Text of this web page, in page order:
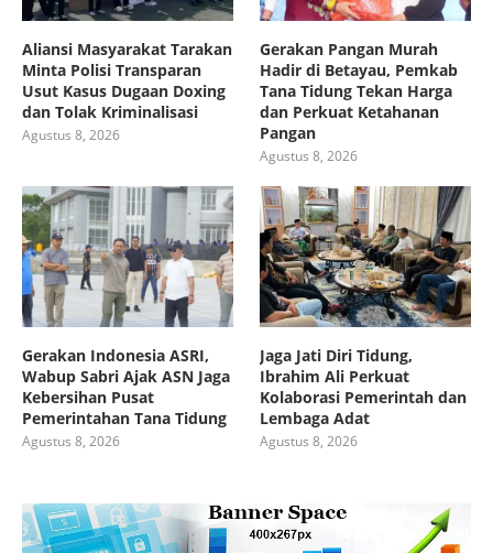
Aliansi Masyarakat Tarakan
Minta Polisi Transparan
Usut Kasus Dugaan Doxing
dan Tolak Kriminalisasi
Agustus 8, 2026
Gerakan Pangan Murah
Hadir di Betayau, Pemkab
Tana Tidung Tekan Harga
dan Perkuat Ketahanan
Pangan
Agustus 8, 2026
Gerakan Indonesia ASRI,
Wabup Sabri Ajak ASN Jaga
Kebersihan Pusat
Pemerintahan Tana Tidung
Agustus 8, 2026
Jaga Jati Diri Tidung,
Ibrahim Ali Perkuat
Kolaborasi Pemerintah dan
Lembaga Adat
Agustus 8, 2026